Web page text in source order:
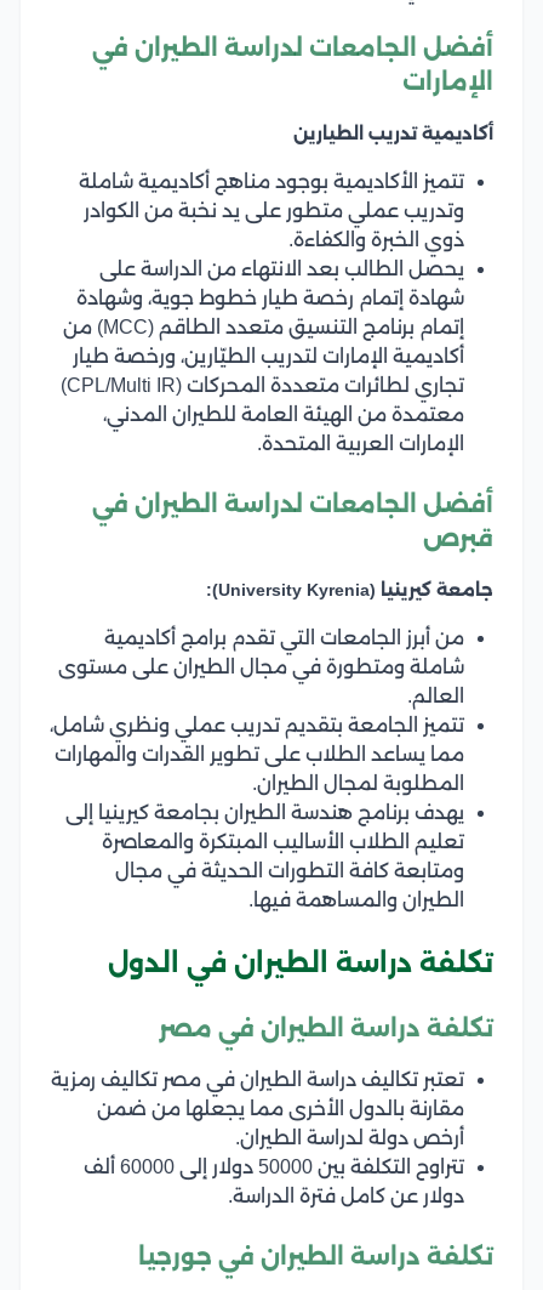
أفضل الجامعات لدراسة الطيران في
الإمارات
أكاديمية تدريب الطيارين
تتميز الأكاديمية بوجود مناهج أكاديمية شاملة
وتدريب عملي متطور على يد نخبة من الكوادر
ذوي الخبرة والكفاءة.
يحصل الطالب بعد الانتهاء من الدراسة على
شهادة إتمام رخصة طيار خطوط جوية، وشهادة
إتمام برنامج التنسيق متعدد الطاقم (MCC) من
أكاديمية الإمارات لتدريب الطيّارين، ورخصة طيار
تجاري لطائرات متعددة المحركات (CPL/Multi IR)
معتمدة من الهيئة العامة للطيران المدني،
الإمارات العربية المتحدة.
أفضل الجامعات لدراسة الطيران في
قبرص
جامعة كيرينيا (University Kyrenia):
من أبرز الجامعات التي تقدم برامج أكاديمية
شاملة ومتطورة في مجال الطيران على مستوى
العالم.
تتميز الجامعة بتقديم تدريب عملي ونظري شامل،
مما يساعد الطلاب على تطوير القدرات والمهارات
المطلوبة لمجال الطيران.
يهدف برنامج هندسة الطيران بجامعة كيرينيا إلى
تعليم الطلاب الأساليب المبتكرة والمعاصرة
ومتابعة كافة التطورات الحديثة في مجال
الطيران والمساهمة فيها.
تكلفة دراسة الطيران في الدول
تكلفة دراسة الطيران في مصر
تعتبر تكاليف دراسة الطيران في مصر تكاليف رمزية
مقارنة بالدول الأخرى مما يجعلها من ضمن
أرخص دولة لدراسة الطيران.
تتراوح التكلفة بين 50000 دولار إلى 60000 ألف
دولار عن كامل فترة الدراسة.
تكلفة دراسة الطيران في جورجيا